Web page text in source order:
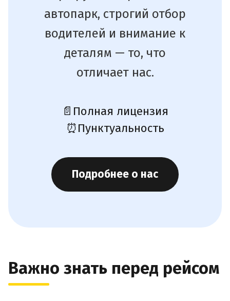
автопарк, строгий отбор
водителей и внимание к
деталям — то, что
отличает нас.
📄 Полная лицензия
⏰Пунктуальность
Подробнее о нас
Важно знать перед рейсом